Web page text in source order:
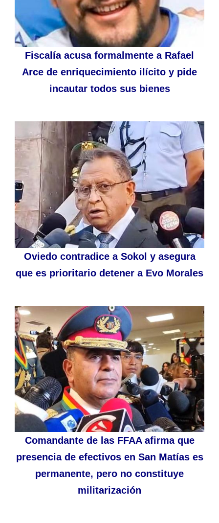
Fiscalía acusa formalmente a Rafael
Arce de enriquecimiento ilícito y pide
incautar todos sus bienes
Oviedo contradice a Sokol y asegura
que es prioritario detener a Evo Morales
Comandante de las FFAA afirma que
presencia de efectivos en San Matías es
permanente, pero no constituye
militarización